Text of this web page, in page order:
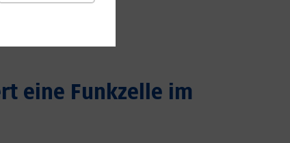
eine Funkzelle im